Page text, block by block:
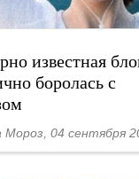
известная
боролась с
Мороз, 04 сентября